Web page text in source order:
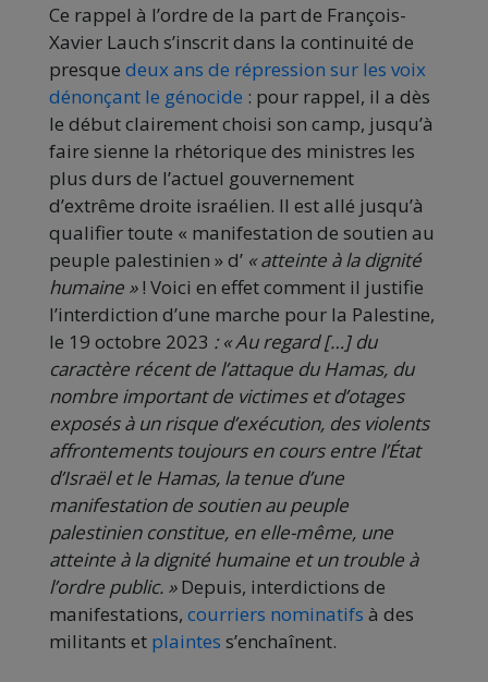
Ce rappel à l’ordre de la part de François-
Xavier Lauch s’inscrit dans la continuité de
presque deux ans de répression sur les voix
dénonçant le génocide : pour rappel, il a dès
le début clairement choisi son camp, jusqu’à
faire sienne la rhétorique des ministres les
plus durs de l’actuel gouvernement
d’extrême droite israélien. Il est allé jusqu’à
qualifier toute « manifestation de soutien au
peuple palestinien » d’ « atteinte à la dignité
humaine »! Voici en effet comment il justifie
l’interdiction d’une marche pour la Palestine,
le 19 octobre 2023 : « Au regard […] du
caractère récent de l’attaque du Hamas, du
nombre important de victimes et d’otages
exposés à un risque d’exécution, des violents
affrontements toujours en cours entre l’État
d’Israël et le Hamas, la tenue d’une
manifestation de soutien au peuple
palestinien constitue, en elle-même, une
atteinte à la dignité humaine et un trouble à
l’ordre public. »Depuis, interdictions de
manifestations, courriers nominatifs à des
militants et plaintes s’enchaînent.